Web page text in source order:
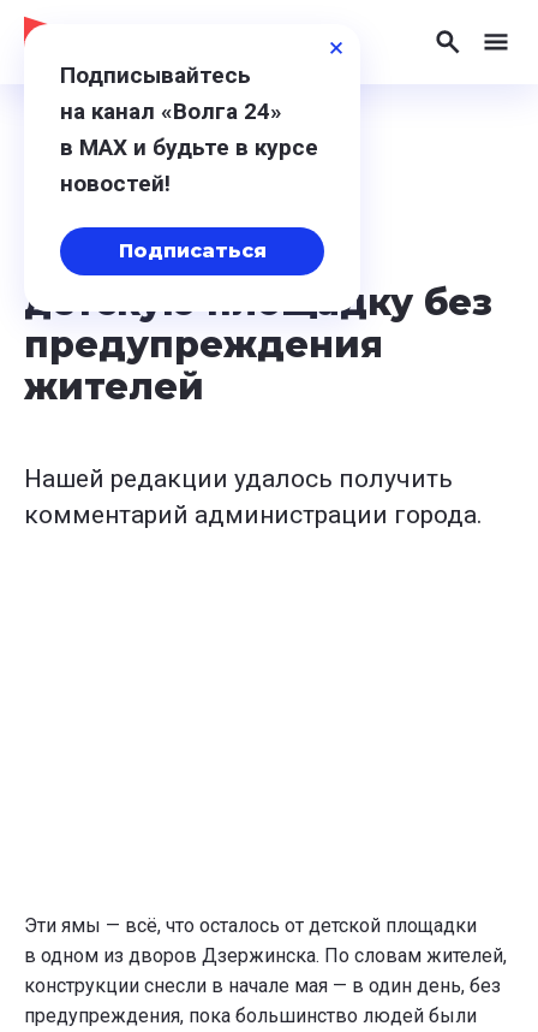
8 июня 2026, 19:15
В Дзержинске
демонтировали
детскую площадку без
предупреждения
жителей
Нашей редакции удалось получить
комментарий администрации города.
Эти ямы — всё, что осталось от детской площадки
в одном из дворов Дзержинска. По словам жителей,
конструкции снесли в начале мая — в один день, без
предупреждения, пока большинство людей были
Подписывайтесь
на канал «Волга 24»
в МАХ и будьте в курсе
новостей!
Подписаться